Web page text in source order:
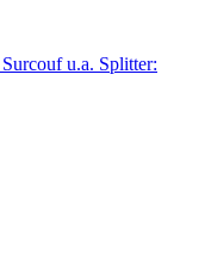
u.a. Splitter: